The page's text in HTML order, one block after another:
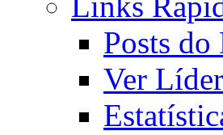
Posts do
Ver